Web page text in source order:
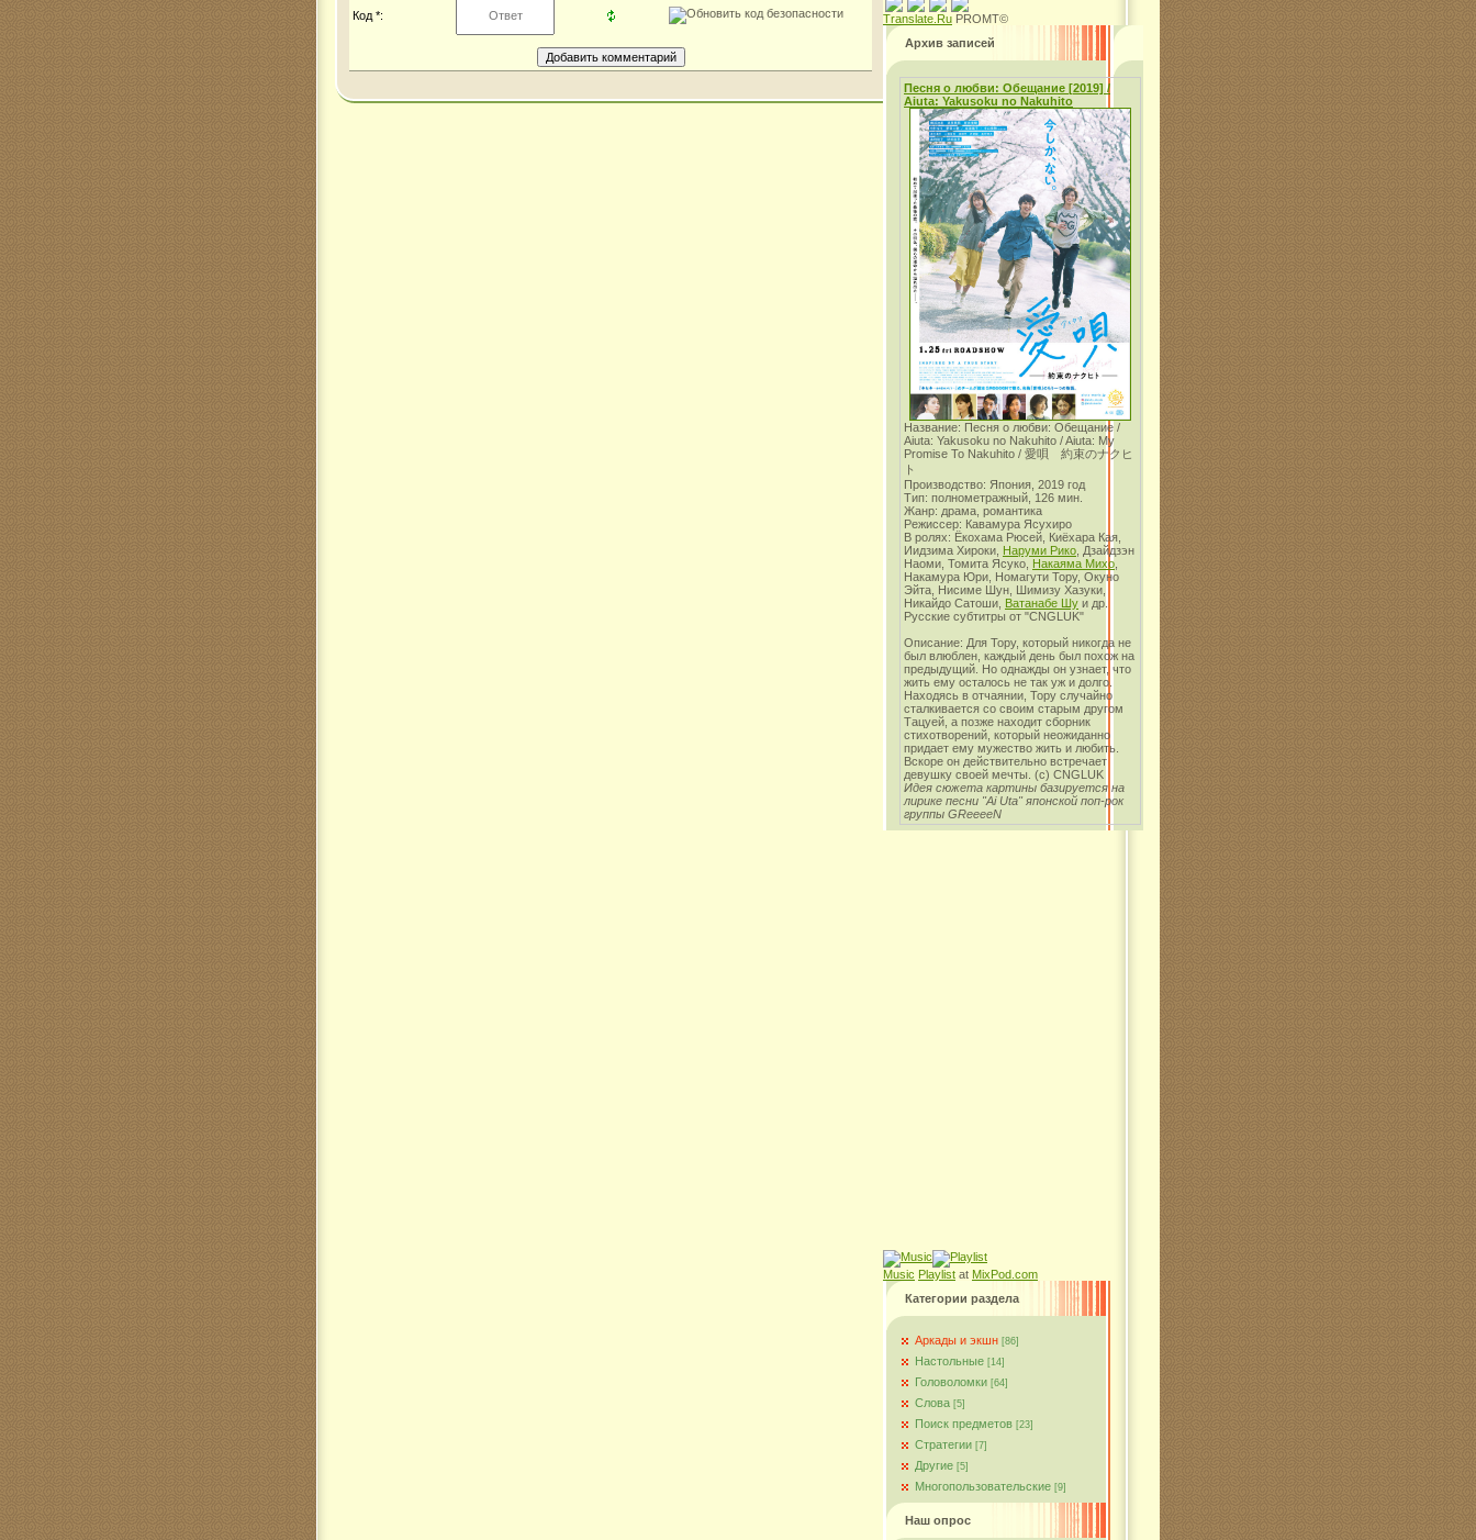
Код *: Translate.Ru PROMT©
Архив записей
Песня о любви: Обещание [2019] /
Aiuta: Yakusoku no Nakuhito
Название: Песня о любви: Обещание /
Aiuta: Yakusoku no Nakuhito / Aiuta: My
Promise To Nakuhito / 愛唄 約束のナクヒ
ト
Производство: Япония, 2019 год
Тип: полнометражный, 126 мин.
Жанр: драма, романтика
Режиссер: Кавамура Ясухиро
В ролях: Ёкохама Рюсей, Киёхара Кая,
Иидзима Хироки, Наруми Рико, Дзайдзэн
Наоми, Томита Ясуко, Накаяма Михо,
Накамура Юри, Номагути Тору, Окуно
Эйта, Нисиме Шун, Шимизу Хазуки,
Никайдо Сатоши, Ватанабе Шу и др.
Русские субтитры от "CNGLUK"
Описание: Для Тору, который никогда не
был влюблен, каждый день был похож на
предыдущий. Но однажды он узнает, что
жить ему осталось не так уж и долго.
Находясь в отчаянии, Тору случайно
сталкивается со своим старым другом
Тацуей, а позже находит сборник
стихотворений, который неожиданно
придает ему мужество жить и любить.
Вскоре он действительно встречает
девушку своей мечты. (с) CNGLUK
Идея сюжета картины базируется на
лирике песни "Ai Uta" японской поп-рок
группы GReeeeN
Music Playlist at MixPod.com
Категории раздела
Аркады и экшн [86]
Настольные [14]
Головоломки [64]
Слова [5]
Поиск предметов [23]
Стратегии [7]
Другие [5]
Многопользовательские [9]
Наш опрос